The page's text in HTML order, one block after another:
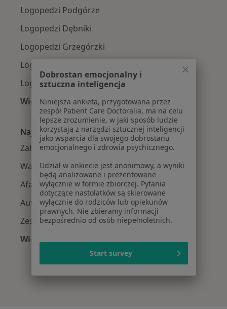
Logopedzi Podgórze
Logopedzi Dębniki
Logopedzi Grzegórzki
Logopedzi Stare Miasto
Logopedzi Krowodrza
Więcej (13)
Więcej w kategorii: Logopedzi w pobliżu
Najczęście leczone choroby
Zaburzenia mowy w Krakowie
Wady wymowy w Krakowie
Afazja w Krakowie
Autyzm w Krakowie
Zespół Aspergera w Krakowie
Więcej (15)
Więcej w kategorii: Najczęście leczone
Dobrostan emocjonalny i
sztuczna inteligencja
Niniejsza ankieta, przygotowana przez
zespół Patient Care Doctoralia, ma na celu
lepsze zrozumienie, w jaki sposób ludzie
korzystają z narzędzi sztucznej inteligencji
jako wsparcia dla swojego dobrostanu
emocjonalnego i zdrowia psychicznego.
Udział w ankiecie jest anonimowy, a wyniki
będą analizowane i prezentowane
wyłącznie w formie zbiorczej. Pytania
dotyczące nastolatków są skierowane
wyłącznie do rodziców lub opiekunów
prawnych. Nie zbieramy informacji
bezpośrednio od osób niepełnoletnich.
Start survey